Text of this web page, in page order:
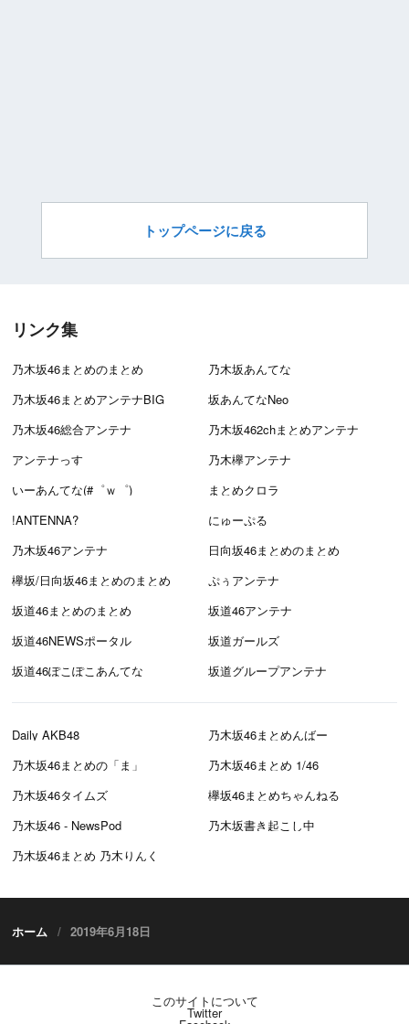
トップページに戻る
リンク集
乃木坂46まとめのまとめ
乃木坂あんてな
乃木坂46まとめアンテナBIG
坂あんてなNeo
乃木坂46総合アンテナ
乃木坂462chまとめアンテナ
アンテナっす
乃木欅アンテナ
いーあんてな(#゜ｗ゜)
まとめクロラ
!ANTENNA?
にゅーぷる
乃木坂46アンテナ
日向坂46まとめのまとめ
欅坂/日向坂46まとめのまとめ
ぷぅアンテナ
坂道46まとめのまとめ
坂道46アンテナ
坂道46NEWSポータル
坂道ガールズ
坂道46ぽこぽこあんてな
坂道グループアンテナ
Daily AKB48
乃木坂46まとめんばー
乃木坂46まとめの「ま」
乃木坂46まとめ 1/46
乃木坂46タイムズ
欅坂46まとめちゃんねる
乃木坂46 - NewsPod
乃木坂書き起こし中
乃木坂46まとめ 乃木りんく
ホーム 2019年6月18日
このサイトについて
Twitter